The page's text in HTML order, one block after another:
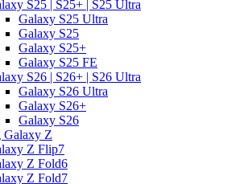
S25 | S25+ | S25 Ultra
Galaxy S25 Ultra
Galaxy S25
Galaxy S25+
Galaxy S25 FE
S26 | S26+ | S26 Ultra
Galaxy S26 Ultra
Galaxy S26+
Galaxy S26
Galaxy Z
Z Flip7
Z Fold6
Z Fold7